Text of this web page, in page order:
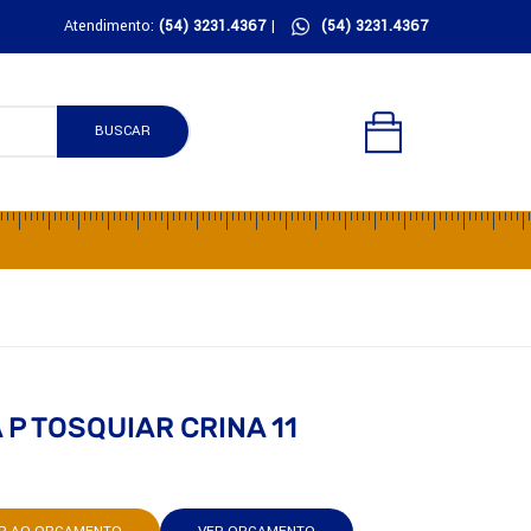
Atendimento: (54) 3231.4367| (54) 3231.4367
BUSCAR
TOSQUIAR CRINA 11